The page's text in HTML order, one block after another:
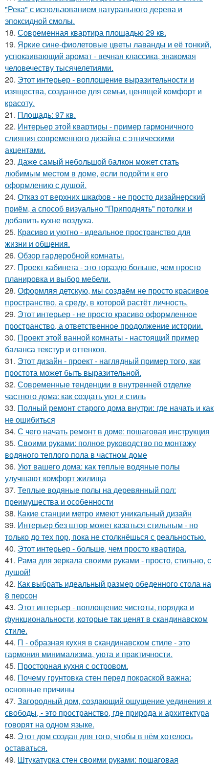
"Река" с использованием натурального дерева и
эпоксидной смолы.
18. Современная квартира площадью 29 кв.
19. Яркие сине-фиолетовые цветы лаванды и её тонкий,
успокаивающий аромат - вечная классика, знакомая
человечеству тысячелетиями.
20. Этот интерьер - воплощение выразительности и
изящества, созданное для семьи, ценящей комфорт и
красоту.
21. Площадь: 97 кв.
22. Интерьер этой квартиры - пример гармоничного
слияния современного дизайна с этническими
акцентами.
23. Даже самый небольшой балкон может стать
любимым местом в доме, если подойти к его
оформлению с душой.
24. Отказ от верхних шкафов - не просто дизайнерский
приём, а способ визуально "Приподнять" потолки и
добавить кухне воздуха.
25. Красиво и уютно - идеальное пространство для
жизни и общения.
26. Обзор гардеробной комнаты.
27. Проект кабинета - это гораздо больше, чем просто
планировка и выбор мебели.
28. Оформляя детскую, мы создаём не просто красивое
пространство, а среду, в которой растёт личность.
29. Этот интерьер - не просто красиво оформленное
пространство, а ответственное продолжение истории.
30. Проект этой ванной комнаты - настоящий пример
баланса текстур и оттенков.
31. Этот дизайн - проект - наглядный пример того, как
простота может быть выразительной.
32. Современные тенденции в внутренней отделке
частного дома: как создать уют и стиль
33. Полный ремонт старого дома внутри: где начать и как
не ошибиться
34. С чего начать ремонт в доме: пошаговая инструкция
35. Своими руками: полное руководство по монтажу
водяного теплого пола в частном доме
36. Уют вашего дома: как теплые водяные полы
улучшают комфорт жилища
37. Теплые водяные полы на деревянный пол:
преимущества и особенности
38. Какие станции метро имеют уникальный дизайн
39. Интерьер без штор может казаться стильным - но
только до тех пор, пока не столкнёшься с реальностью.
40. Этот интерьер - больше, чем просто квартира.
41. Рама для зеркала своими руками - просто, стильно, с
душой!
42. Как выбрать идеальный размер обеденного стола на
8 персон
43. Этот интерьер - воплощение чистоты, порядка и
функциональности, которые так ценят в скандинавском
стиле.
44. П - образная кухня в скандинавском стиле - это
гармония минимализма, уюта и практичности.
45. Просторная кухня с островом.
46. Почему грунтовка стен перед покраской важна:
основные причины
47. Загородный дом, создающий ощущение уединения и
свободы, - это пространство, где природа и архитектура
говорят на одном языке.
48. Этот дом создан для того, чтобы в нём хотелось
оставаться.
49. Штукатурка стен своими руками: пошаговая